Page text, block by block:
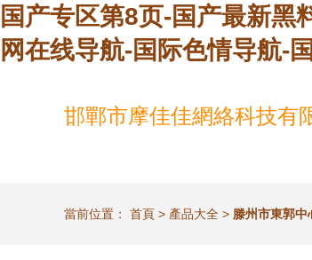
国产专区第8页-国产最新黑
网在线导航-国际色情导航-
邯鄲市摩佳佳網絡科技有
當前位置： 首頁 > 產品大全 > 滕州市東郭